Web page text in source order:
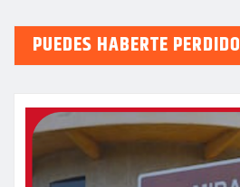
PUEDES HABERTE PERDIDO